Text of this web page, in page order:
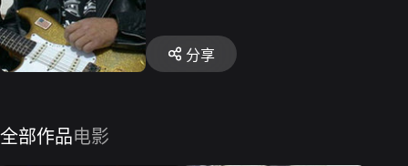
分享
全部作品电影